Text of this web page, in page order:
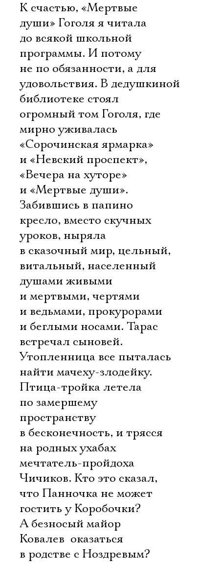
К счастью, «Мертвые
души» Гоголя я читала
до всякой школьной
программы. И потому
не по обязанности, а для
удовольствия. В дедушкиной
библиотеке стоял
огромный том Гоголя, где
мирно уживалась
«Сорочинская ярмарка»
и «Невский проспект»,
«Вечера на хуторе»
и «Мертвые души».
Забившись в папино
кресло, вместо скучных
уроков, ныряла
в сказочный мир, цельный,
витальный, населенный
душами живыми
и мертвыми, чертями
и ведьмами, прокурорами
и беглыми носами. Тарас
встречал сыновей.
Утопленница все пыталась
найти мачеху-злодейку.
Птица-тройка летела
по замершему
пространству
в бесконечность, и трясся
на родных ухабах
мечтатель-пройдоха
Чичиков. Кто это сказал,
что Панночка не может
гостить у Коробочки?
А безносый майор
Ковалев  оказаться
в родстве с Ноздревым?